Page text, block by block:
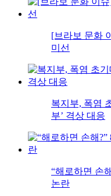
[브라보 문화
미선
복지부, 폭염
부’ 격상 대응
“해로하면 손
논란